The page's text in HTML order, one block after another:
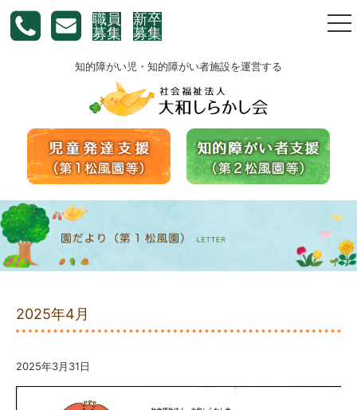
職員
募集
新卒
募集
知的障がい児・知的障がい者施設を運営する
2025年4月
2025年3月31日